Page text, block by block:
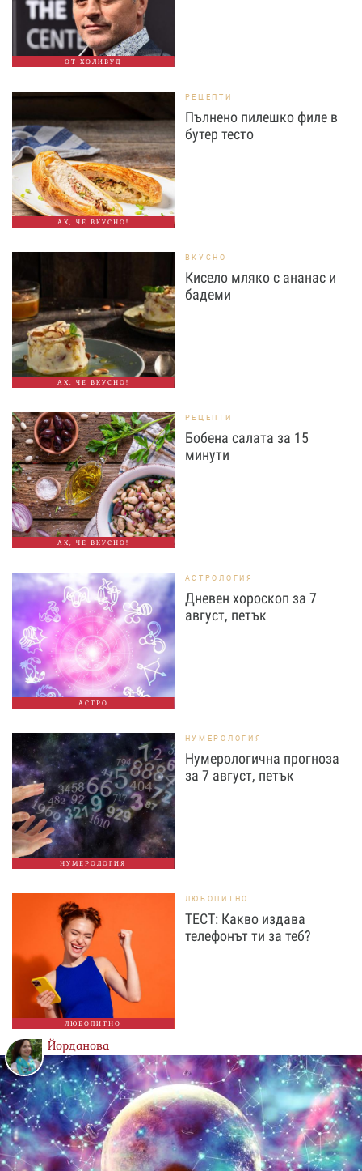
ОТ ХОЛИВУД
АХ, ЧЕ ВКУСНО!
РЕЦЕПТИ
Пълнено пилешко филе в
бутер тесто
АХ, ЧЕ ВКУСНО!
ВКУСНО
Кисело мляко с ананас и
бадеми
АХ, ЧЕ ВКУСНО!
РЕЦЕПТИ
Бобена салата за 15
минути
АСТРО
АСТРОЛОГИЯ
Дневен хороскоп за 7
август, петък
НУМЕРОЛОГИЯ
НУМЕРОЛОГИЯ
Нумерологична прогноза
за 7 август, петък
ЛЮБОПИТНО
ЛЮБОПИТНО
ТЕСТ: Какво издава
телефонът ти за теб?
Йорданова